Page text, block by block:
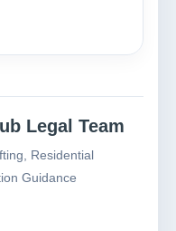
Legal Team
Residential
Guidance